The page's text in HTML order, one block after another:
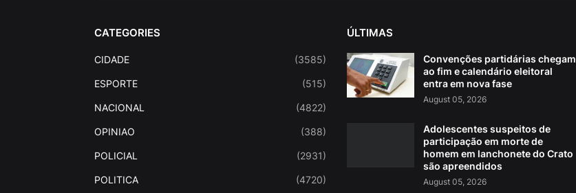
CATEGORIES
CIDADE (3585)
ESPORTE (515)
NACIONAL (4822)
OPINIAO (388)
POLICIAL (2931)
POLITICA (4720)
ÚLTIMAS
Convenções partidárias chegam
ao fim e calendário eleitoral
entra em nova fase
August 05, 2026
Adolescentes suspeitos de
participação em morte de
homem em lanchonete do Crato
são apreendidos
August 05, 2026